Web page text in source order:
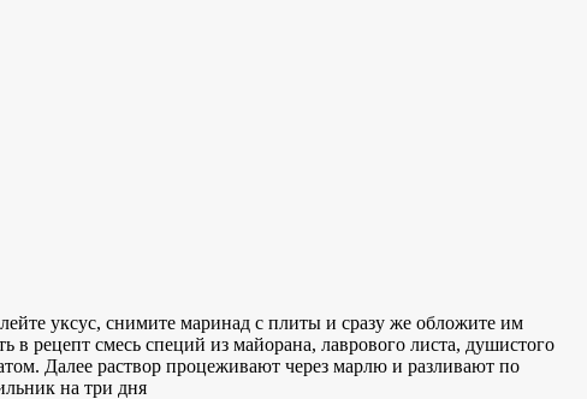
уксус, снимите маринад с плиты и сразу же обложите им
в рецепт смесь специй из майорана, лаврового листа, душистого
Далее раствор процеживают через марлю и разливают по
на три дня